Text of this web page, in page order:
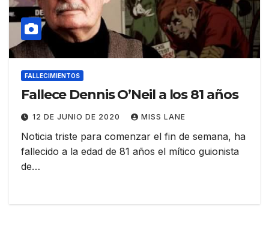
FALLECIMIENTOS
Fallece Dennis O’Neil a los 81 años
12 DE JUNIO DE 2020 MISS LANE
Noticia triste para comenzar el fin de semana, ha
fallecido a la edad de 81 años el mítico guionista
de…